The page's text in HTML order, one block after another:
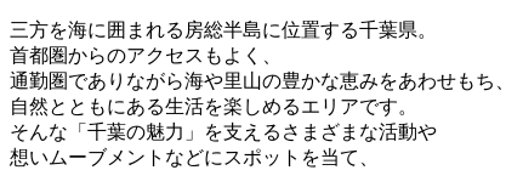
三方を海に囲まれる房総半島に位置する千葉県。
首都圏からのアクセスもよく、
通勤圏でありながら海や里山の豊かな恵みをあわせもち、
自然とともにある生活を楽しめるエリアです。
そんな「千葉の魅力」を支えるさまざまな活動や
想いムーブメントなどにスポットを当て、